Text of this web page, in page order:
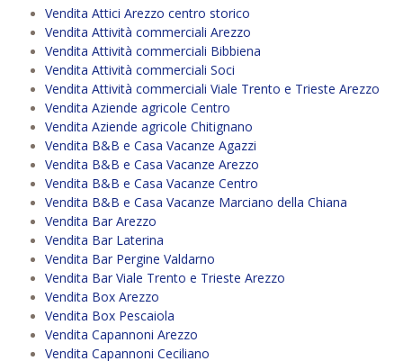
Vendita Attici Arezzo centro storico
Vendita Attività commerciali Arezzo
Vendita Attività commerciali Bibbiena
Vendita Attività commerciali Soci
Vendita Attività commerciali Viale Trento e Trieste Arezzo
Vendita Aziende agricole Centro
Vendita Aziende agricole Chitignano
Vendita B&B e Casa Vacanze Agazzi
Vendita B&B e Casa Vacanze Arezzo
Vendita B&B e Casa Vacanze Centro
Vendita B&B e Casa Vacanze Marciano della Chiana
Vendita Bar Arezzo
Vendita Bar Laterina
Vendita Bar Pergine Valdarno
Vendita Bar Viale Trento e Trieste Arezzo
Vendita Box Arezzo
Vendita Box Pescaiola
Vendita Capannoni Arezzo
Vendita Capannoni Ceciliano